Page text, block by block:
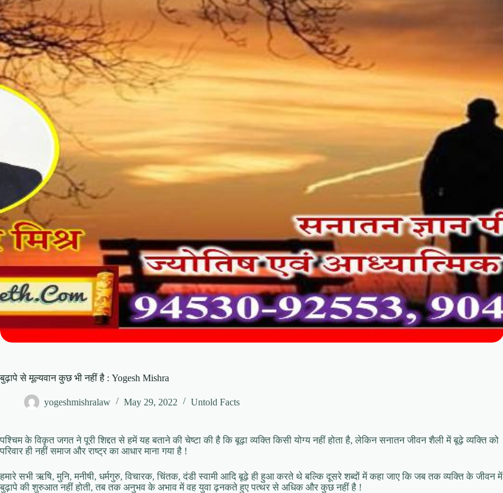
बुढ़ापे से मूल्यवान कुछ भी नहीं है : Yogesh Mishra
yogeshmishralaw May 29, 2022 Untold Facts
पश्चिम के विकृत जगत ने पूरी शिद्दत से हमें यह बताने की चेष्टा की है कि बूढ़ा व्यक्ति किसी योग्य नहीं होता है, लेकिन सनातन जीवन शैली में बूढ़े व्यक्ति को
परिवार ही नहीं समाज और राष्ट्र का आधार माना गया है !
हमारे सभी ऋषि, मुनि, मनीषी, धर्मगुरु, विचारक, चिंतक, दंडी स्वामी आदि बूढ़े ही हुआ करते थे बल्कि दूसरे शब्दों में कहा जाए कि जब तक व्यक्ति के जीवन में
बुढ़ापे की शुरुआत नहीं होती, तब तक अनुभव के अभाव में वह युवा ढ़नकते हुए पत्थर से अधिक और कुछ नहीं है !